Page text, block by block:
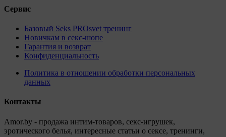
Сервис
Базовый Seks PROsvet тренинг
Новичкам в секс-шопе
Гарантия и возврат
Конфиденциальность
Политика в отношении обработки персональных
данных
Контакты
Amor.by - продажа интим-товаров, секс-игрушек,
эротического белья, интересные статьи о сексе, тренинги,